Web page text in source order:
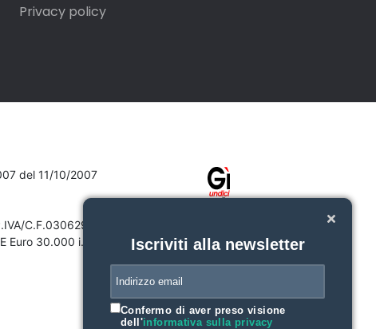
Privacy policy
del 11/10/2007
C.F.03062910132
Euro 30.000 i.v.
Iscriviti alla newsletter
Confermo di aver preso visione
dell'informativa sulla privacy